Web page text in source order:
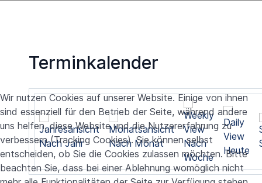
Terminkalender
Nach Jahr Nach Monat
Nach
Woche
Heute
Wir nutzen Cookies auf unserer Website. Einige von ihnen
sind essenziell für den Betrieb der Seite, während andere
uns helfen, diese Website und die Nutzererfahrung zu
verbessern (Tracking Cookies). Sie können selbst
entscheiden, ob Sie die Cookies zulassen möchten. Bitte
beachten Sie, dass bei einer Ablehnung womöglich nicht